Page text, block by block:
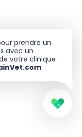
prendre un
avec un
votre clinique